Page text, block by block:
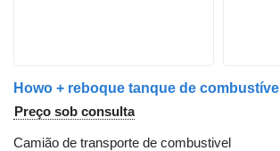
Howo + reboque tanque de combustível
Preço sob consulta
Camião de transporte de combustivel